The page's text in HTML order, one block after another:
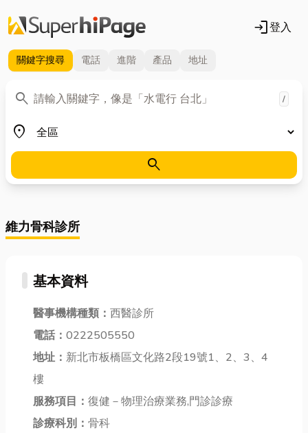
login登入
關鍵字搜尋 電話 進階 產品 地址
search
關鍵字 /
place
地區
search
維力骨科診所
基本資料
醫事機構種類： 西醫診所
電話： 0222505550
地址： 新北市板橋區文化路2段19號1、2、3、4
樓
服務項目： 復健－物理治療業務,門診診療
診療科別： 骨科